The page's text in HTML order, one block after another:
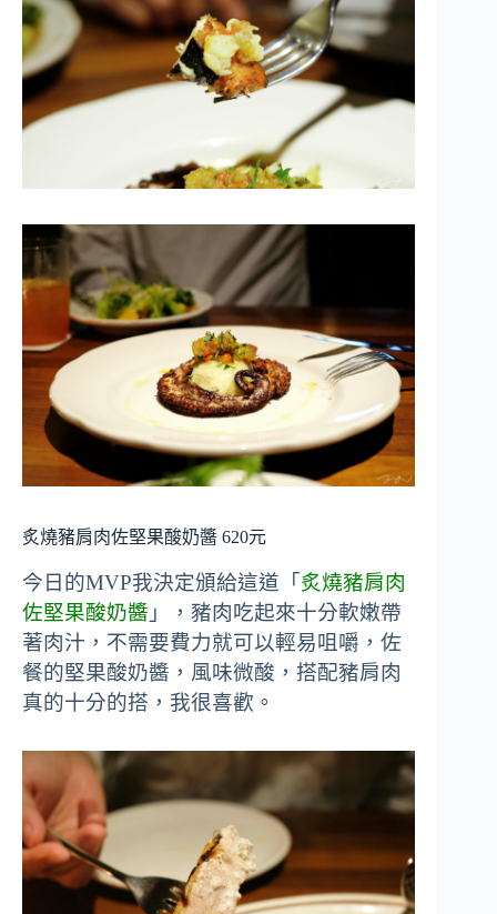
炙燒豬肩肉佐堅果酸奶醬 620元
今日的MVP我決定頒給這道「 炙燒豬肩肉
佐堅果酸奶醬 」，豬肉吃起來十分軟嫩帶
著肉汁，不需要費力就可以輕易咀嚼，佐
餐的堅果酸奶醬，風味微酸，搭配豬肩肉
真的十分的搭，我很喜歡。